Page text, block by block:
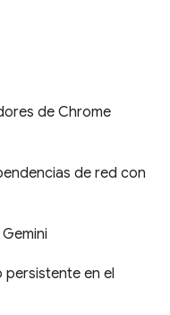
de Chrome
de red con
en el